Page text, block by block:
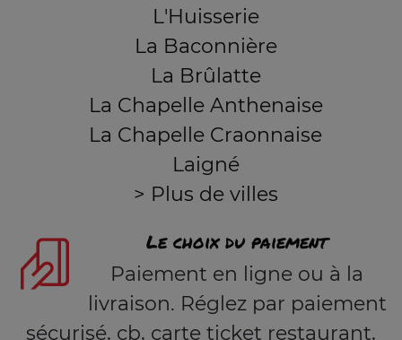
L'Huisserie
La Baconnière
La Brûlatte
La Chapelle Anthenaise
La Chapelle Craonnaise
Laigné
> Plus de villes
Le choix du paiement
Paiement en ligne ou à la
livraison. Réglez par paiement
sécurisé, cb, carte ticket restaurant,